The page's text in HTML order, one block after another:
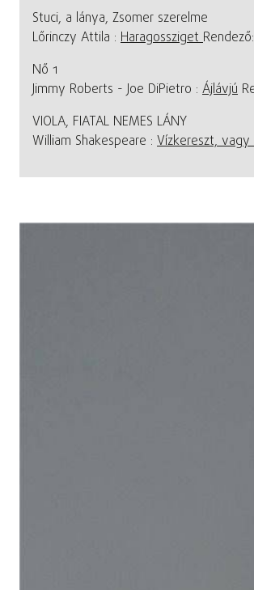
Stuci, a lánya, Zsomer szerelme
Lőrinczy Attila : Haragossziget
Nő 1
Jimmy Roberts - Joe DiPietro : Ájlávjú
VIOLA, FIATAL NEMES LÁNY
William Shakespeare : Vízkereszt,